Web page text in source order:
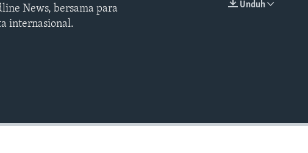
Unduh
News, bersama para
internasional.